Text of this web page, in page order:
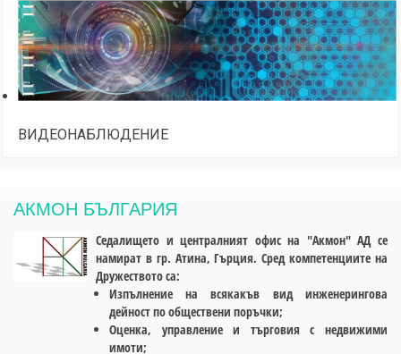
ВИДЕОНАБЛЮДЕНИЕ
АКМОН БЪЛГАРИЯ
Седалището и централният офис на "Акмон" АД се
намират в гр. Атина, Гърция. Сред компетенциите на
Дружеството са:
Изпълнение на всякакъв вид инженерингова
дейност по обществени поръчки;
Оценка, управление и търговия с недвижими
имоти;